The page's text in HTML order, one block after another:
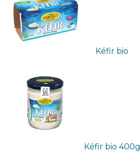
Kéfir bio
Kéfir bio 400g